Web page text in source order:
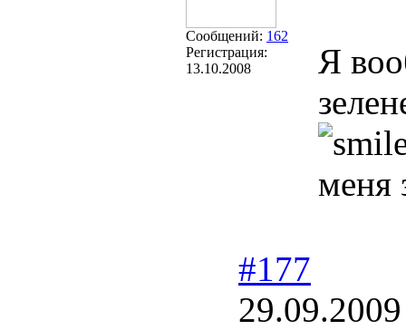
Сообщений: 162
Регистрация:
13.10.2008
Я
меня
#177